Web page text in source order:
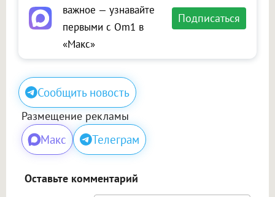
важное — узнавайте
первыми с Om1 в
«Макс»
Подписаться
Сообщить новость
Размещение рекламы
Макс Телеграм
Оставьте комментарий